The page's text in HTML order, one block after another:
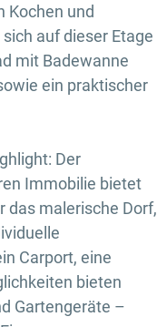
Kochen und
auf dieser Etage
mit Badewanne
ein praktischer
Der
Immobilie bietet
das malerische Dorf,
Carport, eine
bieten
Gartengeräte –